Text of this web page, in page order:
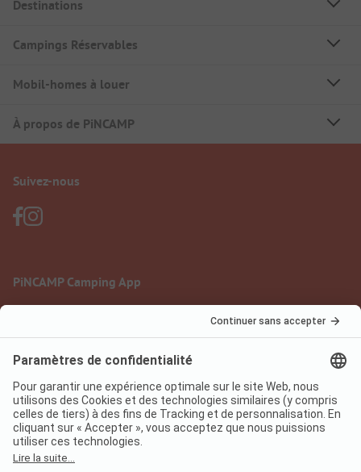
Destinations
Campings Réservables
Mobil-homes à louer
À propos de PiNCAMP
Suivez-nous
PiNCAMP Camping App
Mentions légales
Protection des données
Conditions d'utilisation
Règlement sur les services numériques